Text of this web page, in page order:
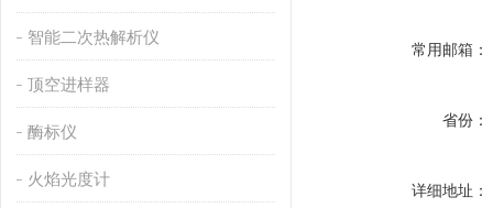
智能二次热解析仪
顶空进样器
酶标仪
火焰光度计
常用邮箱：
省份：
详细地址：